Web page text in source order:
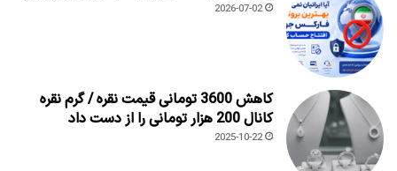
2026-07-02
کاهش 3600 تومانی قیمت نقره / گرم نقره
کانال 200 هزار تومانی را از دست داد
2025-10-22